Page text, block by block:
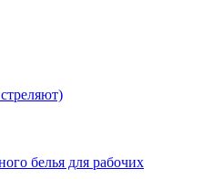
белья для рабочих